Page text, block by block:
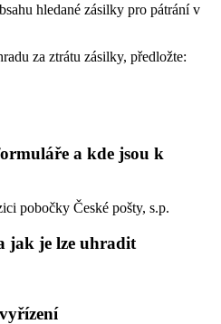
hledané zásilky pro pátrání v
za ztrátu zásilky, předložte:
a kde jsou k
pobočky České pošty, s.p.
jak je lze uhradit